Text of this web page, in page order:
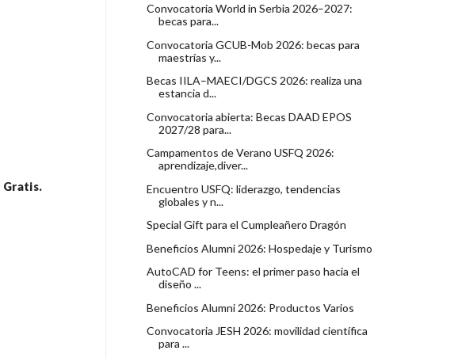
Gratis.
Convocatoria World in Serbia 2026–2027:
becas para...
Convocatoria GCUB-Mob 2026: becas para
maestrías y...
Becas IILA–MAECI/DGCS 2026: realiza una
estancia d...
Convocatoria abierta: Becas DAAD EPOS
2027/28 para...
Campamentos de Verano USFQ 2026:
aprendizaje,diver...
Encuentro USFQ: liderazgo, tendencias
globales y n...
Special Gift para el Cumpleañero Dragón
Beneficios Alumni 2026: Hospedaje y Turismo
AutoCAD for Teens: el primer paso hacia el
diseño ...
Beneficios Alumni 2026: Productos Varios
Convocatoria JESH 2026: movilidad científica
para ...